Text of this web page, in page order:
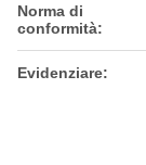
Norma di
conformità:
Evidenziare: